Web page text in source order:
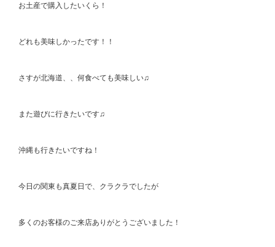
お土産で購入したいくら！
どれも美味しかったです！！
さすが北海道、、何食べても美味しい♫
また遊びに行きたいです♫
沖縄も行きたいですね！
今日の関東も真夏日で、クラクラでしたが
多くのお客様のご来店ありがとうございました！